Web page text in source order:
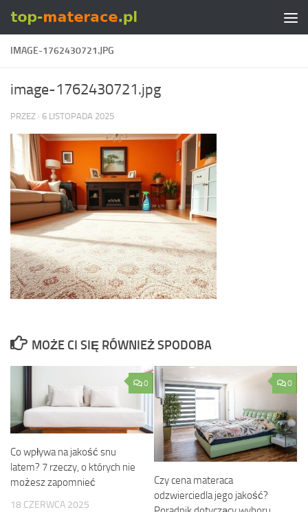
Skip to content
IMAGE-1762430721.JPG
image-1762430721.jpg
PRZEZ · 6 LISTOPADA 2025
MOŻE CI SIĘ RÓWNIEŻ SPODOBA
0
Co wpływa na jakość snu
latem? 7 rzeczy, o których nie
możesz zapomnieć
18 CZERWCA 2025
0
Czy cena materaca
odzwierciedla jego jakość?